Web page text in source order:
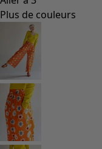
Styles de vétements
Vêtements en lin
Robes de style hippie
Grandes Tailles
À fleurs